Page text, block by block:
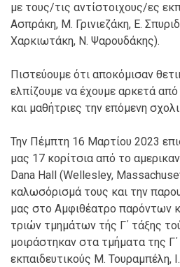
με τους/τις αντίστοιχους/ες
Ασπράκη, Μ. Γρινιεζάκη, Ε.
Χαρκιωτάκη, Ν. Ψαρουδάκης).
Πιστεύουμε ότι αποκόμισαν
ελπίζουμε να έχουμε αρκετά
και μαθήτριες την επόμενη
Την Πέμπτη 16 Μαρτίου 2023
μας 17 κορίτσια από το
Dana Hall (Wellesley,
καλωσόρισμά τους και την
μας στο Αμφιθέατρο παρόντων
τριών τμημάτων τής Γ΄ τάξης
μοιράστηκαν στα τμήματα της
εκπαιδευτικούς Μ. Τουραμπέλη,